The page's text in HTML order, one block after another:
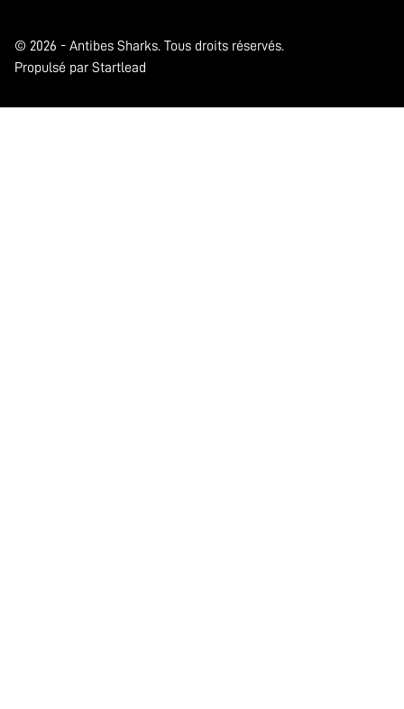
© 2026 - Antibes Sharks. Tous droits réservés.
Propulsé par Startlead